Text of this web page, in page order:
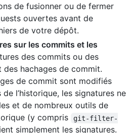
de fusionner ou de fermer
ouvertes avant de
de votre dépôt.
sur les commits et les
des commits ou des
des hachages de commit.
de commit sont modifiés
l’historique, les signatures ne
et de nombreux outils de
(y compris
git-filter-
simplement les signatures.